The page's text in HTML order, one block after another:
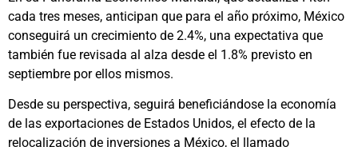
cada tres meses, anticipan que para el año próximo, México
conseguirá un crecimiento de 2.4%, una expectativa que
también fue revisada al alza desde el 1.8% previsto en
septiembre por ellos mismos.
Desde su perspectiva, seguirá beneficiándose la economía
de las exportaciones de Estados Unidos, el efecto de la
relocalización de inversiones a México, el llamado